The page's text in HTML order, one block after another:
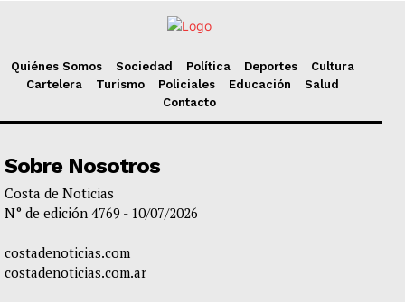
Quiénes Somos Sociedad Política Deportes
Cultura
Cartelera
Turismo Policiales Educación
Salud
Contacto
Sobre Nosotros
Costa de Noticias
N° de edición 4769 - 10/07/2026
costadenoticias.com
costadenoticias.com.ar